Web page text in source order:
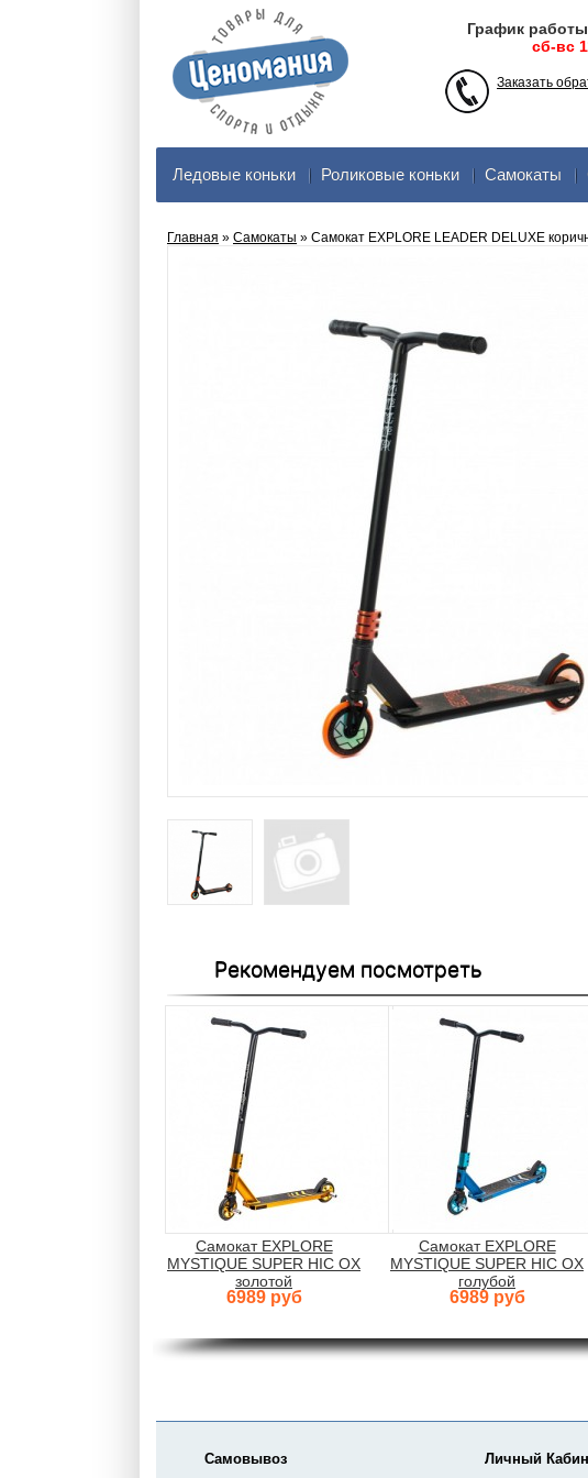
Заказать
График
сб-вс
Ледовые коньки Роликовые коньки Самокаты
Главная » Самокаты » Самокат EXPLORE LEADER DELUXE
Рекомендуем посмотреть
Самокат EXPLORE
MYSTIQUE SUPER HIC OX
золотой
6989 руб
Самокат EXPLORE
MYSTIQUE SUPER HIC OX
голубой
6989 руб
Самовывоз Личный